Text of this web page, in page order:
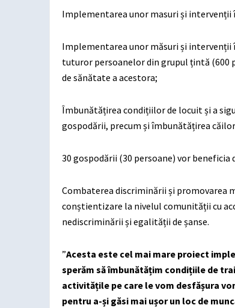
Implementarea unor masuri și intervenții
Implementarea unor măsuri și
tuturor persoanelor din grupul țintă (600
de sănătate a acestora;
Îmbunătățirea condițiilor de locuit și a
gospodării, precum și îmbunătățirea
30 gospodării (30 persoane) vor
Combaterea discriminării și promovarea
conștientizare la nivelul comunității cu
nediscriminării și egalității de șanse.
”Acesta este cel mai mare proiect
sperăm să îmbunătățim condițiile de
activitățile pe care le vom desfășura
pentru a-și găsi mai ușor un loc de